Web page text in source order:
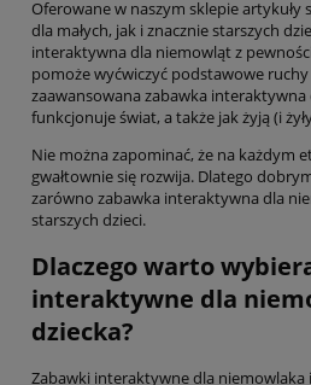
Oferowane w naszym sklepie artykuły
dla małych, jak i znacznie starszych
interaktywna dla niemowląt z
pomoże wyćwiczyć podstawowe
zaawansowana zabawka interaktywna
funkcjonuje świat, a także jak żyją (i
Nie można zapominać, że na każdym
gwałtownie się rozwija. Dlatego
zarówno zabawka interaktywna dla
starszych dzieci.
Dlaczego warto
interaktywne dla
dziecka?
Zabawki interaktywne dla niemowlaka